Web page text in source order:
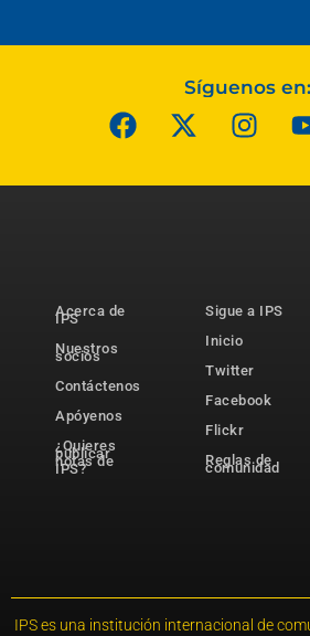
Síguenos en:
Acerca de
IPS
Nuestros
socios
Contáctenos
Apóyenos
¿Quieres
publicar
notas de
IPS?
Sigue a IPS
Inicio
Twitter
Facebook
Flickr
Reglas de
comunidad
IPS es una institución internacional de